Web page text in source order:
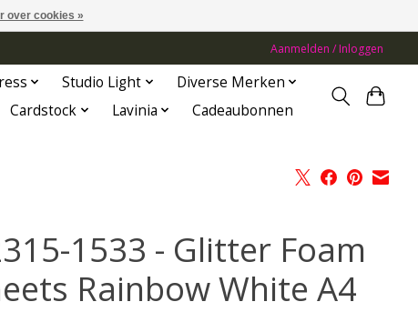
Aanmelden / Inloggen
Studio Light
Diverse Merken
Cardstock Lavinia Cadeaubonnen
1533 - Glitter Foam
Rainbow White A4
over cookies »